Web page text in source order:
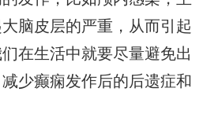
脑皮层的严重，从而引起
在生活中就要尽量避免出
少癫痫发作后的后遗症和